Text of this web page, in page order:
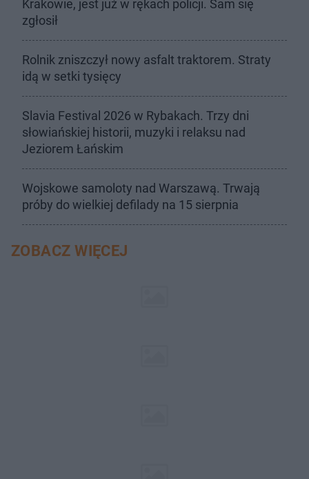
Krakowie, jest już w rękach policji. Sam się
zgłosił
Rolnik zniszczył nowy asfalt traktorem. Straty
idą w setki tysięcy
Slavia Festival 2026 w Rybakach. Trzy dni
słowiańskiej historii, muzyki i relaksu nad
Jeziorem Łańskim
Wojskowe samoloty nad Warszawą. Trwają
próby do wielkiej defilady na 15 sierpnia
ZOBACZ WIĘCEJ